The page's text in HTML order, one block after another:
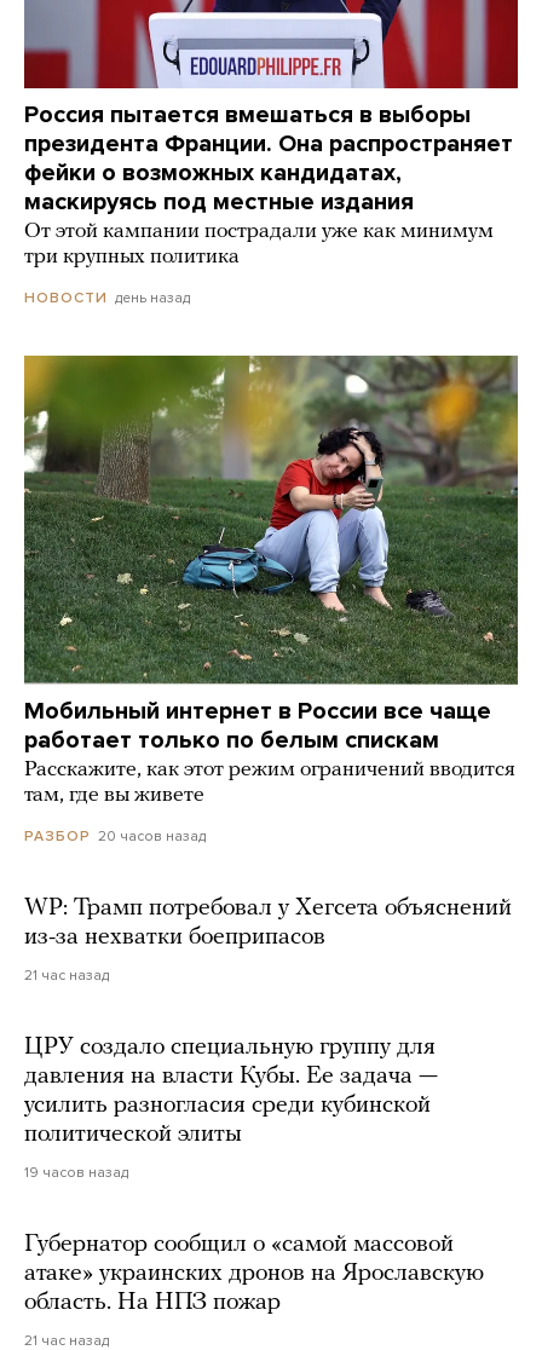
Россия пытается вмешаться в выборы
президента Франции. Она распространяет
фейки о возможных кандидатах,
маскируясь под местные издания
От этой кампании пострадали уже как минимум
три крупных политика
НОВОСТИ день назад
Мобильный интернет в России все чаще
работает только по белым спискам
Расскажите, как этот режим ограничений вводится
там, где вы живете
РАЗБОР 20 часов назад
WP: Трамп потребовал у Хегсета объяснений
из-за нехватки боеприпасов
21 час назад
ЦРУ создало специальную группу для
давления на власти Кубы. Ее задача —
усилить разногласия среди кубинской
политической элиты
19 часов назад
Губернатор сообщил о «самой массовой
атаке» украинских дронов на Ярославскую
область. На НПЗ пожар
21 час назад